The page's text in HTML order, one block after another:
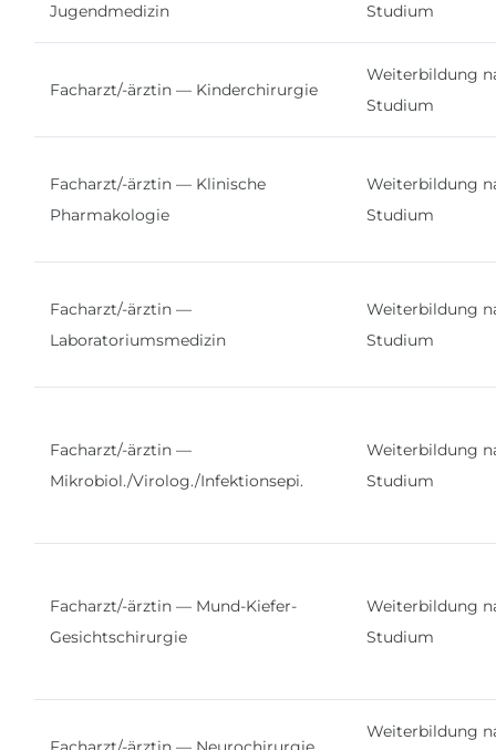
Jugendmedizin
Studium
Facharzt/-ärztin — Kinderchirurgie
Weiterbildung
Studium
Facharzt/-ärztin — Klinische
Pharmakologie
Weiterbildung
Studium
Facharzt/-ärztin —
Laboratoriumsmedizin
Weiterbildung
Studium
Facharzt/-ärztin —
Mikrobiol./Virolog./Infektionsepi.
Weiterbildung
Studium
Facharzt/-ärztin — Mund-Kiefer-
Gesichtschirurgie
Weiterbildung
Studium
Weiterbildung